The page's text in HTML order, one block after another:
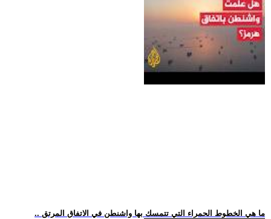
.. ما هي الخطوط الحمراء التي تتمسك بها واشنطن في الاتفاق المرتق